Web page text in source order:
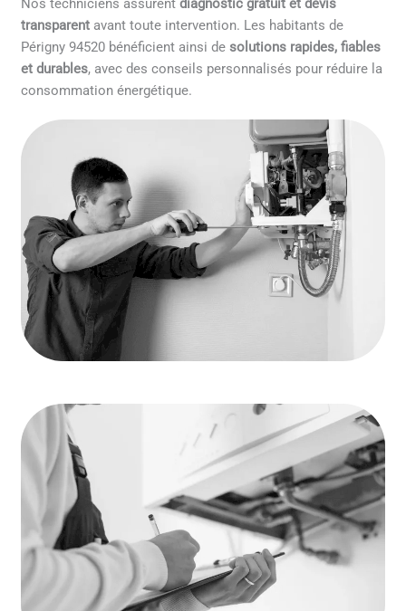
Nos techniciens assurentdiagnostic gratuit et devis
transparent avant toute intervention. Les habitants de
Périgny 94520 bénéficient ainsi desolutions rapides, fiables
et durables, avec des conseils personnalisés pour réduire la
consommation énergétique.